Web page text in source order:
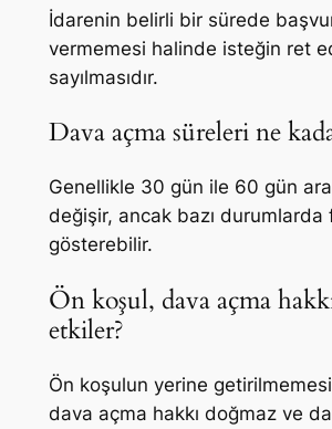
İdarenin belirli bir sürede
vermemesi halinde isteğin ret
sayılmasıdır.
Dava açma süreleri ne
Genellikle 30 gün ile 60 gün
değişir, ancak bazı durumlarda
gösterebilir.
Ön koşul, dava açma
etkiler?
Ön koşulun yerine
dava açma hakkı doğmaz ve